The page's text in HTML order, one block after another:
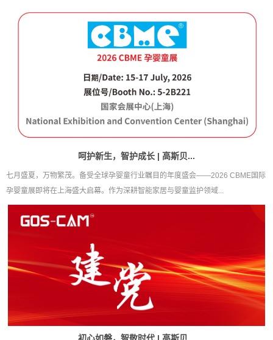
呵护新生，智护成长 | 高斯贝...
七月盛夏，万物繁茂。备受全球孕婴童行业瞩目的年度盛会——2026 CBME国际
孕婴童展即将在上海盛大启幕。作为深耕智能家居与婴童监护领域...